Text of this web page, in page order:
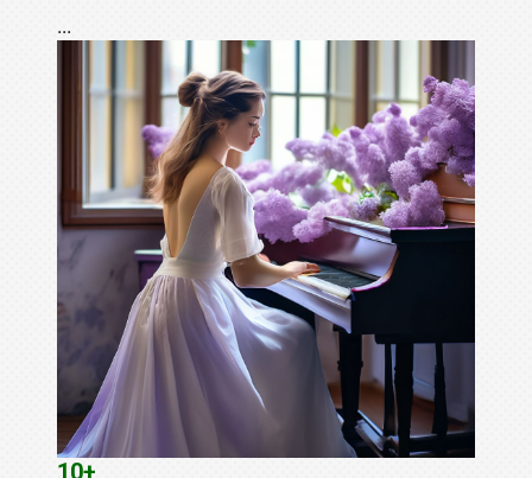
...
10+